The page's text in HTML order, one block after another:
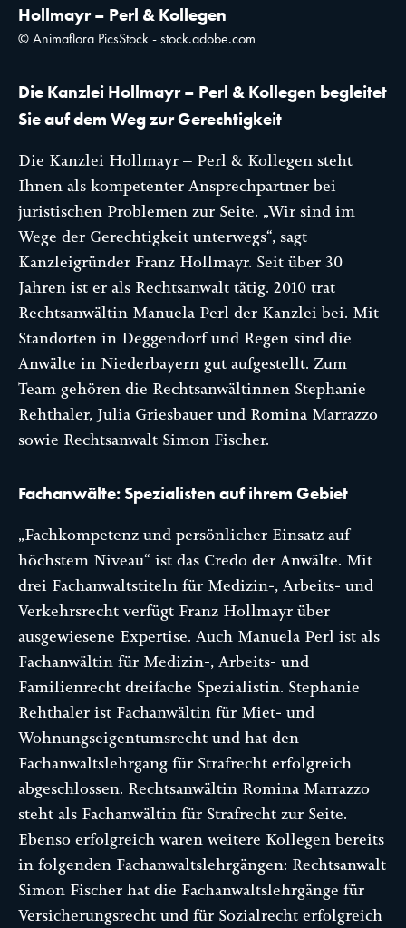
Hollmayr – Perl & Kollegen
© Animaflora PicsStock - stock.adobe.com
Die Kanzlei Hollmayr – Perl & Kollegen begleitet
Sie auf dem Weg zur Gerechtigkeit
Die Kanzlei Hollmayr – Perl & Kollegen steht
Ihnen als kompetenter Ansprechpartner bei
juristischen Problemen zur Seite. „Wir sind im
Wege der Gerechtigkeit unterwegs“, sagt
Kanzleigründer Franz Hollmayr. Seit über 30
Jahren ist er als Rechtsanwalt tätig. 2010 trat
Rechtsanwältin Manuela Perl der Kanzlei bei. Mit
Standorten in Deggendorf und Regen sind die
Anwälte in Niederbayern gut aufgestellt. Zum
Team gehören die Rechtsanwältinnen Stephanie
Rehthaler, Julia Griesbauer und Romina Marrazzo
sowie Rechtsanwalt Simon Fischer.
Fachanwälte: Spezialisten auf ihrem Gebiet
„Fachkompetenz und persönlicher Einsatz auf
höchstem Niveau“ ist das Credo der Anwälte. Mit
drei Fachanwaltstiteln für Medizin-, Arbeits- und
Verkehrsrecht verfügt Franz Hollmayr über
ausgewiesene Expertise. Auch Manuela Perl ist als
Fachanwältin für Medizin-, Arbeits- und
Familienrecht dreifache Spezialistin. Stephanie
Rehthaler ist Fachanwältin für Miet- und
Wohnungseigentumsrecht und hat den
Fachanwaltslehrgang für Strafrecht erfolgreich
abgeschlossen. Rechtsanwältin Romina Marrazzo
steht als Fachanwältin für Strafrecht zur Seite.
Ebenso erfolgreich waren weitere Kollegen bereits
in folgenden Fachanwaltslehrgängen: Rechtsanwalt
Simon Fischer hat die Fachanwaltslehrgänge für
Versicherungsrecht und für Sozialrecht erfolgreich